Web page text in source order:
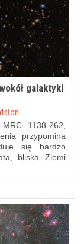
galaktyki
1138-262,
przypomina
się bardzo
bliska Ziemi